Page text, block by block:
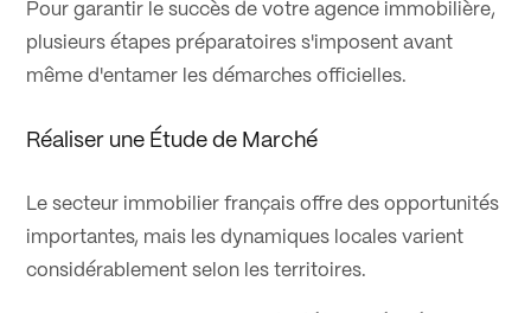
Pour garantir le succès de votre agence immobilière,
plusieurs étapes préparatoires s'imposent avant
même d'entamer les démarches officielles.
Réaliser une Étude de Marché
Le secteur immobilier français offre des opportunités
importantes, mais les dynamiques locales varient
considérablement selon les territoires.